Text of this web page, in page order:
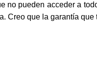
pueden acceder a
Creo que la garantía